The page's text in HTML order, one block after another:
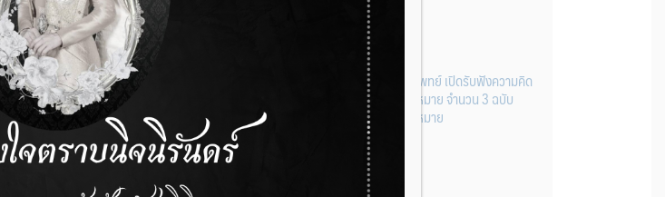
22 กรกฎาคม 2026
กองควบคุมเครื่องมือแพทย์ เปิดรับฟังความคิด
เห็นหลักการยกร่างกฎหมาย จำนวน 3 ฉบับ
ผ่านระบบกลางทางกฎหมาย
22 กรกฎาคม 2026